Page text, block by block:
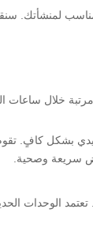
مرتبة خلال
الوحدات